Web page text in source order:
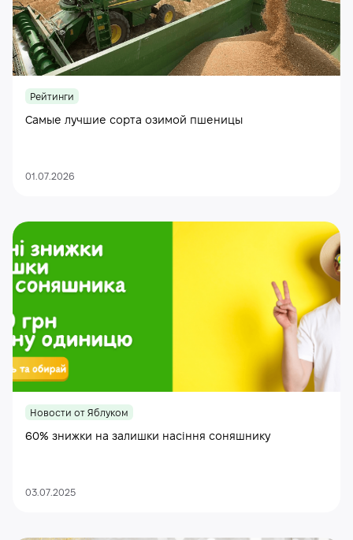
Рейтинги
Самые лучшие сорта озимой пшеницы
01.07.2026
Новости от Яблуком
60% знижки на залишки насіння соняшнику
03.07.2025